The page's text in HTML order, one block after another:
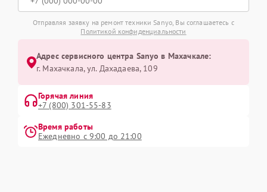
Отправляя заявку на ремонт техники Sanyo, Вы соглашаетесь с
Политикой конфиденциальности
Адрес сервисного центра Sanyo в Махачкале:
г. Махачкала, ул. Дахадаева, 109
Горячая линия
+7 (800) 301-55-83
Время работы
Ежедневно с 9:00 до 21:00